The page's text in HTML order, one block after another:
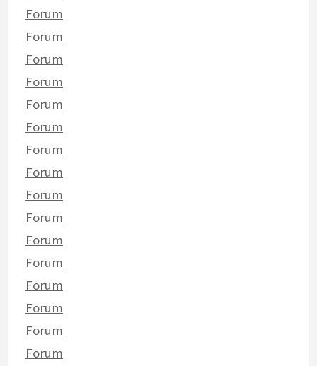
Forum
Forum
Forum
Forum
Forum
Forum
Forum
Forum
Forum
Forum
Forum
Forum
Forum
Forum
Forum
Forum